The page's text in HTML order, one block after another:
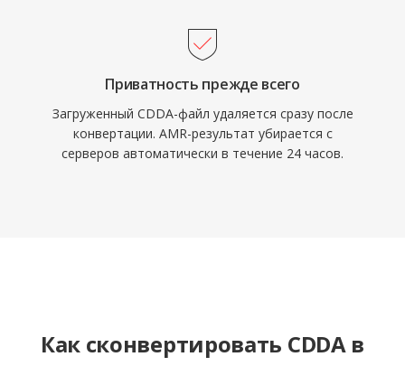
Приватность прежде всего
Загруженный CDDA-файл удаляется сразу после
конвертации. AMR-результат убирается с
серверов автоматически в течение 24 часов.
Как сконвертировать CDDA в